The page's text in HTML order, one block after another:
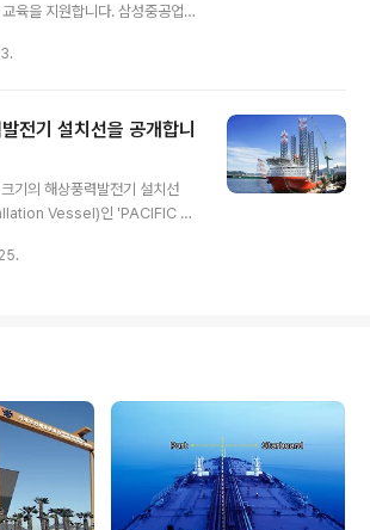
육을 지원합니다. 삼성중공업은
신설하고 노후한 과학실을 리
지 사회공헌활동을 계획하던 중,
을 겪고 있다는 소식을 듣고 도
기로 했는데요. 현재 초중고생
야 공립학교는 컴퓨터 교육시
아 사용하지 못하고 있는 상황
교에서 ▲IT 교육이 가능하도
전기 설치선을 공개합니
기의 해상풍력발전기 설치선
Vessel)인 'PACIFIC O
社에 25일 인도했습니
용량은 현재의 3.5GW(3.5M
에서 2030년에는 약 70배인
예상될 정도입니다. 이에 따라
기 설치선에 대한 수요도 크게 증
술을 확보하기 위해 노력해 왔답